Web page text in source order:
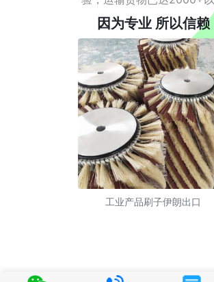
因为专业 所以信赖
工业产品刷子伊朗出口